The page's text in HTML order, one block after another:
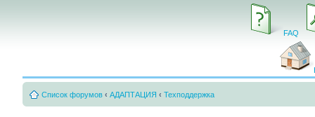
FAQ
Список форумов ‹ АДАПТАЦИЯ ‹ Техподдержка